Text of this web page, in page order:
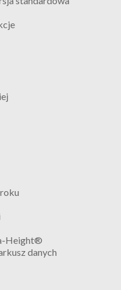
Height®
danych